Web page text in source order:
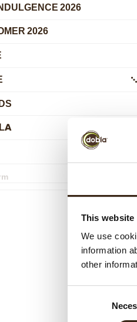
This website
We use
information
other
2026
2026